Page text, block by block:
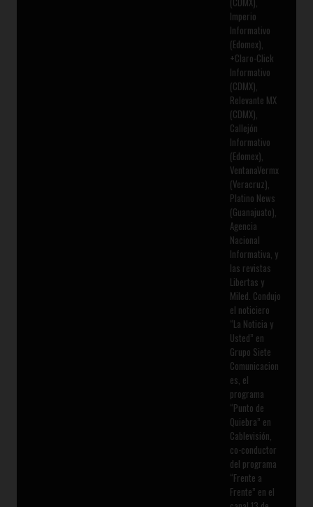
Imperio
Informativo
(Edomex),
+Claro-Click
Informativo
(CDMX),
Relevante MX
(CDMX),
Callejón
Informativo
(Edomex),
VentanaVermx
(Veracruz),
Platino News
(Guanajuato),
Agencia
Nacional
Informativa, y
las revistas
Libertas y
Miled. Condujo
el noticiero
“La Noticia y
Usted” en
Grupo Siete
Comunicacion
es, el
programa
“Punto de
Quiebra” en
Cablevisión,
co-conductor
del programa
“Frente a
Frente” en el